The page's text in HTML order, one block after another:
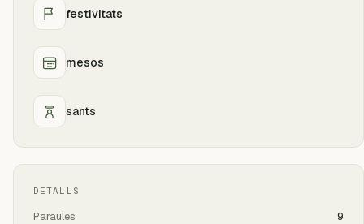
festivitats
mesos
sants
DETALLS
Paraules 9